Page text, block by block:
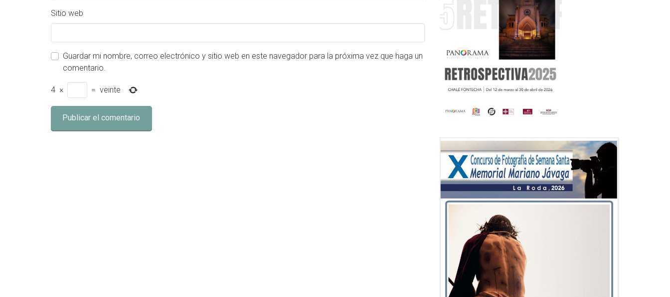
Sitio web
Guardar mi nombre, correo electrónico y sitio web en este navegador para la próxima vez que haga un
comentario.
4 × = veinte